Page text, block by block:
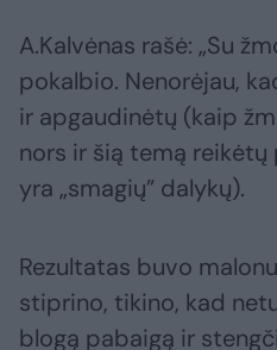
A.Kalvėnas rašė: „Su
pokalbio. Nenorėjau,
ir apgaudinėtų (kaip
nors ir šią temą
yra „smagių” dalykų).
Rezultatas buvo
stiprino, tikino, kad
blogą pabaigą ir